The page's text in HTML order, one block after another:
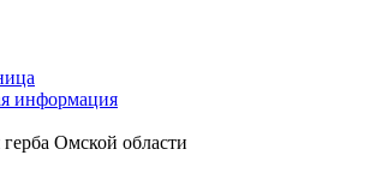
информация
Омской области